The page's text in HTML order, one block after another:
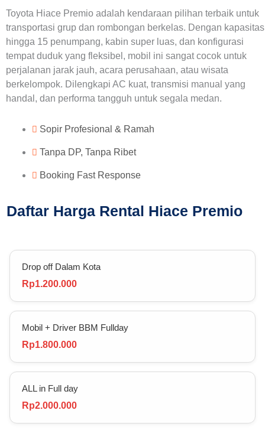
Toyota Hiace Premio adalah kendaraan pilihan terbaik untuk
transportasi grup dan rombongan berkelas. Dengan kapasitas
hingga 15 penumpang, kabin super luas, dan konfigurasi
tempat duduk yang fleksibel, mobil ini sangat cocok untuk
perjalanan jarak jauh, acara perusahaan, atau wisata
berkelompok. Dilengkapi AC kuat, transmisi manual yang
handal, dan performa tangguh untuk segala medan.
Sopir Profesional & Ramah
Tanpa DP, Tanpa Ribet
Booking Fast Response
Daftar Harga Rental Hiace Premio
Drop off Dalam Kota
Rp1.200.000
Mobil + Driver BBM Fullday
Rp1.800.000
ALL in Full day
Rp2.000.000